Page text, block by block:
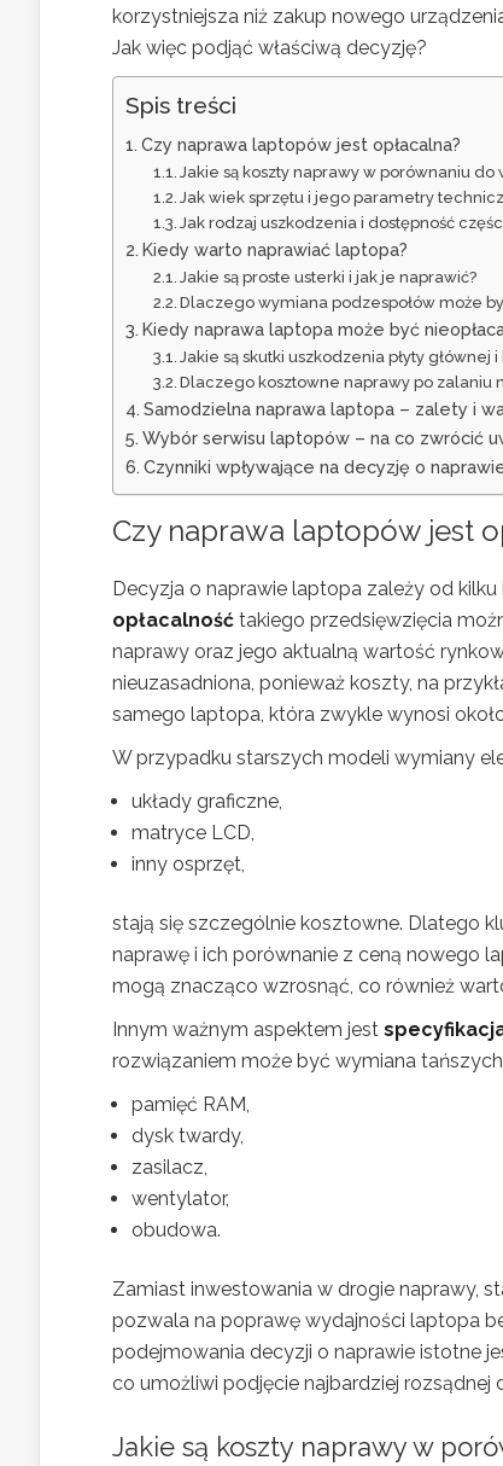
korzystniejsza niż zakup nowego
Jak więc podjąć właściwą decyzję?
Spis treści
Czy naprawa laptopów jest opłacalna?
Jakie są koszty naprawy w porównaniu do
Jak wiek sprzętu i jego parametry
Jak rodzaj uszkodzenia i dostępność
Kiedy warto naprawiać laptopa?
Jakie są proste usterki i jak je naprawić?
Dlaczego wymiana podzespołów może
Kiedy naprawa laptopa może być
Jakie są skutki uszkodzenia płyty głównej
Dlaczego kosztowne naprawy po zalaniu
Samodzielna naprawa laptopa – zalety i
Wybór serwisu laptopów – na co zwrócić
Czynniki wpływające na decyzję o
Czy naprawa laptopów jest
Decyzja o naprawie laptopa zależy od
opłacalność takiego przedsięwzięcia
naprawy oraz jego aktualną wartość
nieuzasadniona, ponieważ koszty, na
samego laptopa, która zwykle wynosi
W przypadku starszych modeli wymiany
układy graficzne,
matryce LCD,
inny osprzęt,
stają się szczególnie kosztowne. Dlatego
naprawę i ich porównanie z ceną nowego
mogą znacząco wzrosnąć, co również
Innym ważnym aspektem jest
rozwiązaniem może być wymiana
pamięć RAM,
dysk twardy,
zasilacz,
wentylator,
obudowa.
Zamiast inwestowania w drogie naprawy,
pozwala na poprawę wydajności laptopa
podejmowania decyzji o naprawie istotne
co umożliwi podjęcie najbardziej rozsądnej
Jakie są koszty naprawy w